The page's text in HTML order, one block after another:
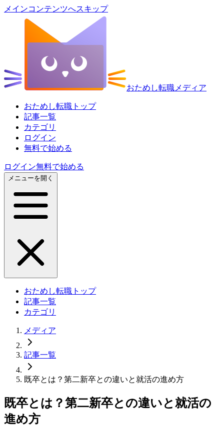
メインコンテンツへスキップ
おためし転職メディア
おためし転職トップ
記事一覧
カテゴリ
ログイン
無料で始める
ログイン無料で始める
メニューを開く
おためし転職トップ
記事一覧
カテゴリ
メディア
記事一覧
既卒とは？第二新卒との違いと就活の進め方
既卒とは？第二新卒との違いと就活の
進め方